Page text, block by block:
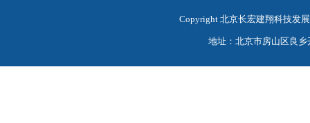
Copyright 北京长宏建翔科技
地址：北京市房山区良